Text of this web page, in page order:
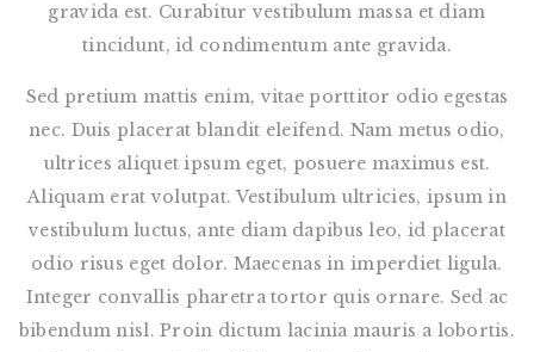
gravida est. Curabitur vestibulum massa et diam
tincidunt, id condimentum ante gravida.
Sed pretium mattis enim, vitae porttitor odio egestas
nec. Duis placerat blandit eleifend. Nam metus odio,
ultrices aliquet ipsum eget, posuere maximus est.
Aliquam erat volutpat. Vestibulum ultricies, ipsum in
vestibulum luctus, ante diam dapibus leo, id placerat
odio risus eget dolor. Maecenas in imperdiet ligula.
Integer convallis pharetra tortor quis ornare. Sed ac
bibendum nisl. Proin dictum lacinia mauris a lobortis.